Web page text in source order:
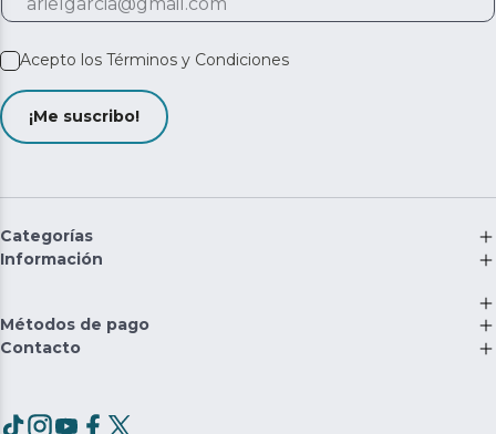
Acepto los Términos y Condiciones
¡Me suscribo!
Categorías
Información
Métodos de pago
Contacto